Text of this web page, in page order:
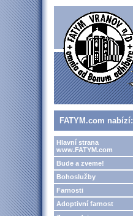
FATYM.com nabízí:
Hlavní strana
www.FATYM.com
Bude a zveme!
Bohoslužby
Farnosti
Adoptivní farnost